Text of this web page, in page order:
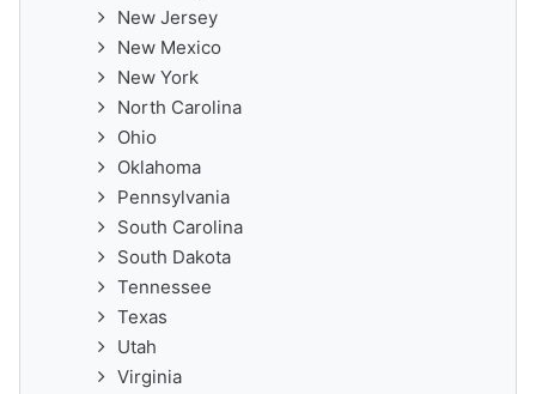
New Jersey
New Mexico
New York
North Carolina
Ohio
Oklahoma
Pennsylvania
South Carolina
South Dakota
Tennessee
Texas
Utah
Virginia